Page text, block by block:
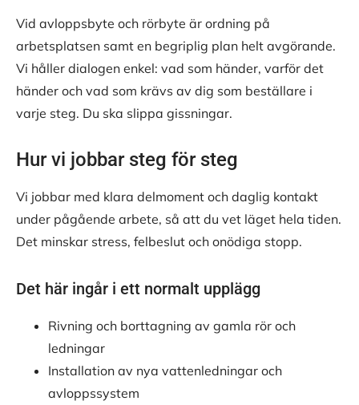
Vid avloppsbyte och rörbyte är ordning på
arbetsplatsen samt en begriplig plan helt avgörande.
Vi håller dialogen enkel: vad som händer, varför det
händer och vad som krävs av dig som beställare i
varje steg. Du ska slippa gissningar.
Hur vi jobbar steg för steg
Vi jobbar med klara delmoment och daglig kontakt
under pågående arbete, så att du vet läget hela tiden.
Det minskar stress, felbeslut och onödiga stopp.
Det här ingår i ett normalt upplägg
Rivning och borttagning av gamla rör och
ledningar
Installation av nya vattenledningar och
avloppssystem